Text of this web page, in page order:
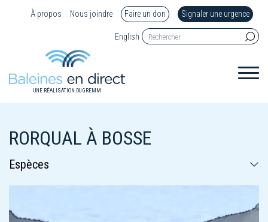
À propos Nous joindre Faire un don Signaler une urgence
English
UNE RÉALISATION DU GREMM
RORQUAL À BOSSE